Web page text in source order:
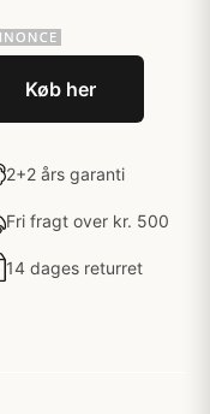
Køb her
2+2 års garanti
Fri fragt over kr. 500
14 dages returret